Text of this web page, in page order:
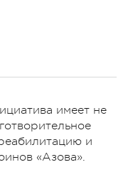
имеет не
и
«Азова».